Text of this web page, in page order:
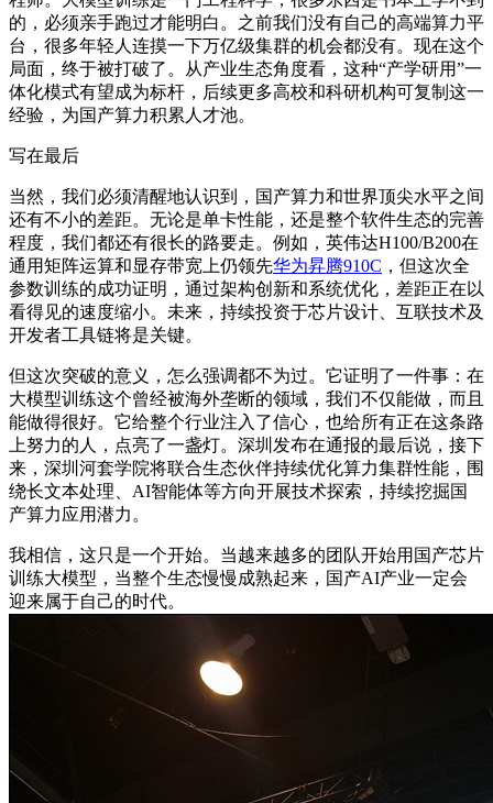
的，必须亲手跑过才能明白。之前我们没有自己的高端算力平
台，很多年轻人连摸一下万亿级集群的机会都没有。现在这个
局面，终于被打破了。从产业生态角度看，这种“产学研用”一
体化模式有望成为标杆，后续更多高校和科研机构可复制这一
经验，为国产算力积累人才池。
写在最后
当然，我们必须清醒地认识到，国产算力和世界顶尖水平之间
还有不小的差距。无论是单卡性能，还是整个软件生态的完善
程度，我们都还有很长的路要走。例如，英伟达H100/B200在
通用矩阵运算和显存带宽上仍领先华为昇腾910C ，但这次全
参数训练的成功证明，通过架构创新和系统优化，差距正在以
看得见的速度缩小。未来，持续投资于芯片设计、互联技术及
开发者工具链将是关键。
但这次突破的意义，怎么强调都不为过。它证明了一件事：在
大模型训练这个曾经被海外垄断的领域，我们不仅能做，而且
能做得很好。它给整个行业注入了信心，也给所有正在这条路
上努力的人，点亮了一盏灯。深圳发布在通报的最后说，接下
来，深圳河套学院将联合生态伙伴持续优化算力集群性能，围
绕长文本处理、AI智能体等方向开展技术探索，持续挖掘国
产算力应用潜力。
我相信，这只是一个开始。当越来越多的团队开始用国产芯片
训练大模型，当整个生态慢慢成熟起来，国产AI产业一定会
迎来属于自己的时代。